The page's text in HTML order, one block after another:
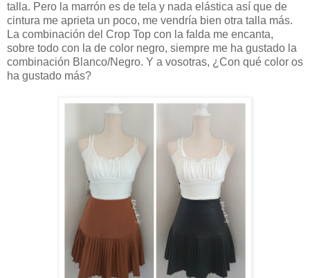
talla. Pero la marrón es de tela y nada elástica así que de
cintura me aprieta un poco, me vendría bien otra talla más.
La combinación del Crop Top con la falda me encanta,
sobre todo con la de color negro, siempre me ha gustado la
combinación Blanco/Negro. Y a vosotras, ¿Con qué color os
ha gustado más?